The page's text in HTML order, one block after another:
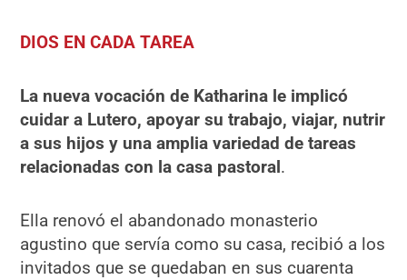
DIOS EN CADA TAREA
La nueva vocación de Katharina le implicó
cuidar a Lutero, apoyar su trabajo, viajar, nutrir
a sus hijos y una amplia variedad de tareas
relacionadas con la casa pastoral.
Ella renovó el abandonado monasterio
agustino que servía como su casa, recibió a los
invitados que se quedaban en sus cuarenta